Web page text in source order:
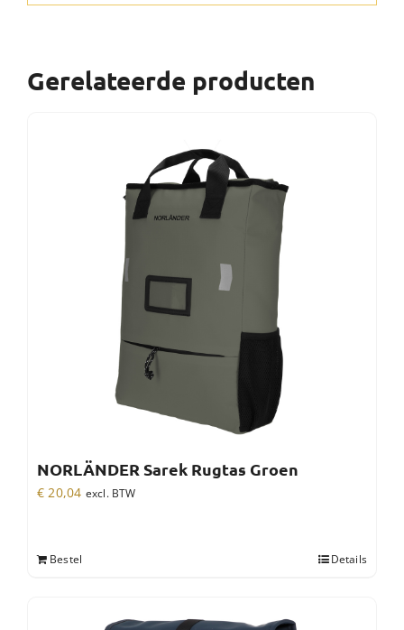
Gerelateerde producten
NORLÄNDER Sarek Rugtas Groen
€ 20,04 excl. BTW
Bestel Details